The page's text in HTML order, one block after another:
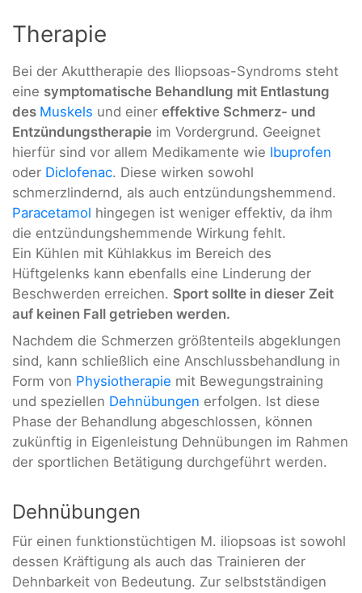
Therapie
Bei der Akuttherapie des Iliopsoas-Syndroms steht
eine symptomatische Behandlung mit Entlastung
des Muskels und einer effektive Schmerz- und
Entzündungstherapie im Vordergrund. Geeignet
hierfür sind vor allem Medikamente wie Ibuprofen
oder Diclofenac. Diese wirken sowohl
schmerzlindernd, als auch entzündungshemmend.
Paracetamol hingegen ist weniger effektiv, da ihm
die entzündungshemmende Wirkung fehlt.
Ein Kühlen mit Kühlakkus im Bereich des
Hüftgelenks kann ebenfalls eine Linderung der
Beschwerden erreichen. Sport sollte in dieser Zeit
auf keinen Fall getrieben werden.
Nachdem die Schmerzen größtenteils abgeklungen
sind, kann schließlich eine Anschlussbehandlung in
Form von Physiotherapie mit Bewegungstraining
und speziellen Dehnübungen erfolgen. Ist diese
Phase der Behandlung abgeschlossen, können
zukünftig in Eigenleistung Dehnübungen im Rahmen
der sportlichen Betätigung durchgeführt werden.
Dehnübungen
Für einen funktionstüchtigen M. iliopsoas ist sowohl
dessen Kräftigung als auch das Trainieren der
Dehnbarkeit von Bedeutung. Zur selbstständigen